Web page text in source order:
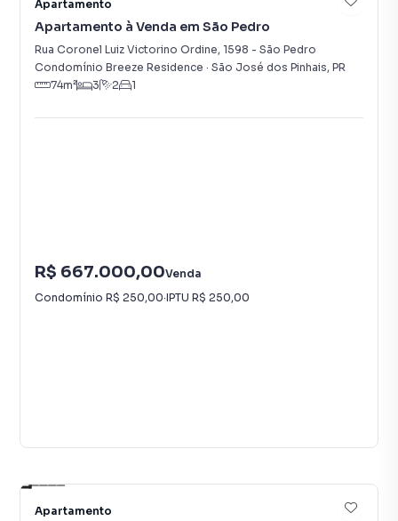
Apartamento
Apartamento à Venda em São Pedro
Rua Coronel Luiz Victorino Ordine, 1598 - São Pedro
Condomínio Breeze Residence · São José dos Pinhais, PR
74m² 3 2 1
R$ 667.000,00Venda
Condomínio R$ 250,00·IPTU R$ 250,00
Apartamento